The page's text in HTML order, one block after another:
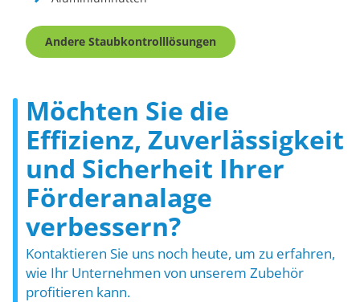
Andere Staubkontrolllösungen
Möchten Sie die
Effizienz, Zuverlässigkeit
und Sicherheit Ihrer
Förderanalage
verbessern?
Kontaktieren Sie uns noch heute, um zu erfahren,
wie Ihr Unternehmen von unserem Zubehör
profitieren kann.